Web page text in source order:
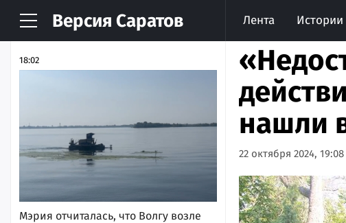
Версия Саратов Лента Истории
НОВОСТИ АРХИВ
18:02
Мэрия отчиталась, что Волгу возле
нашли
22 октября 2024, 19:08